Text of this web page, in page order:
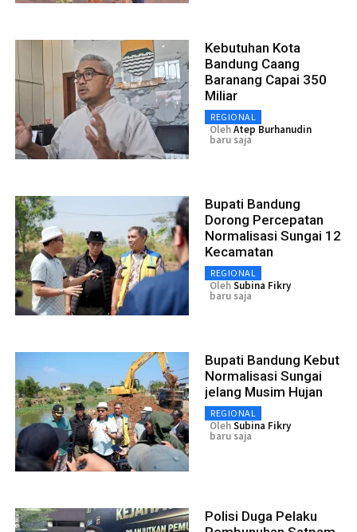
Kebutuhan Kota
Bandung Caang
Baranang Capai 350
Miliar
REGIONAL
OlehAtep Burhanudin
baru saja
Bupati Bandung
Dorong Percepatan
Normalisasi Sungai 12
Kecamatan
REGIONAL
OlehSubina Fikry
baru saja
Bupati Bandung Kebut
Normalisasi Sungai
jelang Musim Hujan
REGIONAL
OlehSubina Fikry
baru saja
Polisi Duga Pelaku